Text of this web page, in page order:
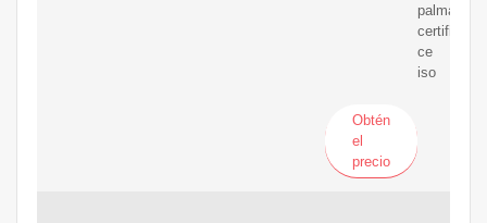
palma
ce
iso
Obtén
el
precio